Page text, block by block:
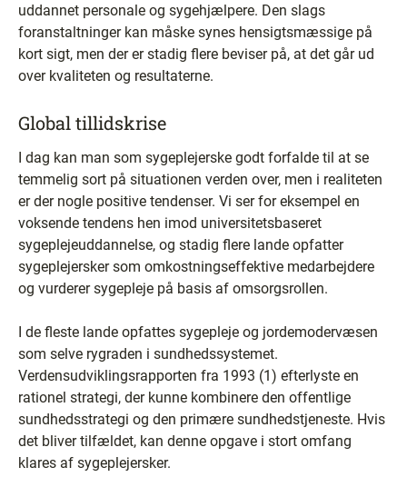
uddannet personale og sygehjælpere. Den slags
foranstaltninger kan måske synes hensigtsmæssige på
kort sigt, men der er stadig flere beviser på, at det går ud
over kvaliteten og resultaterne.
Global tillidskrise
I dag kan man som sygeplejerske godt forfalde til at se
temmelig sort på situationen verden over, men i realiteten
er der nogle positive tendenser. Vi ser for eksempel en
voksende tendens hen imod universitetsbaseret
sygeplejeuddannelse, og stadig flere lande opfatter
sygeplejersker som omkostningseffektive medarbejdere
og vurderer sygepleje på basis af omsorgsrollen.
I de fleste lande opfattes sygepleje og jordemodervæsen
som selve rygraden i sundhedssystemet.
Verdensudviklingsrapporten fra 1993 (1) efterlyste en
rationel strategi, der kunne kombinere den offentlige
sundhedsstrategi og den primære sundhedstjeneste. Hvis
det bliver tilfældet, kan denne opgave i stort omfang
klares af sygeplejersker.